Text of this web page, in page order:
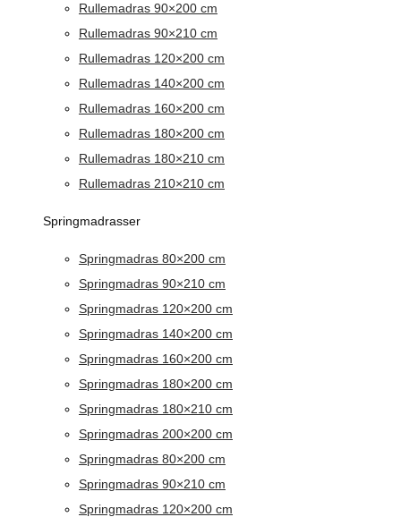
Rullemadras 90×200 cm
Rullemadras 90×210 cm
Rullemadras 120×200 cm
Rullemadras 140×200 cm
Rullemadras 160×200 cm
Rullemadras 180×200 cm
Rullemadras 180×210 cm
Rullemadras 210×210 cm
Springmadrasser
Springmadras 80×200 cm
Springmadras 90×210 cm
Springmadras 120×200 cm
Springmadras 140×200 cm
Springmadras 160×200 cm
Springmadras 180×200 cm
Springmadras 180×210 cm
Springmadras 200×200 cm
Springmadras 80×200 cm
Springmadras 90×210 cm
Springmadras 120×200 cm